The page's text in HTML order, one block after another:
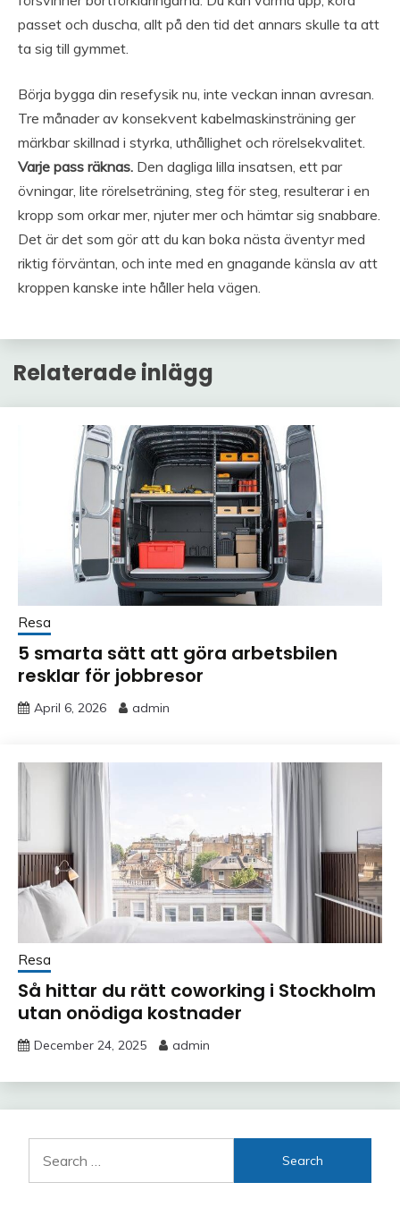
passet och duscha, allt på den tid det annars skulle ta att
ta sig till gymmet.
Börja bygga din resefysik nu, inte veckan innan avresan.
Tre månader av konsekvent kabelmaskinsträning ger
märkbar skillnad i styrka, uthållighet och rörelsekvalitet.
Varje pass räknas. Den dagliga lilla insatsen, ett par
övningar, lite rörelseträning, steg för steg, resulterar i en
kropp som orkar mer, njuter mer och hämtar sig snabbare.
Det är det som gör att du kan boka nästa äventyr med
riktig förväntan, och inte med en gnagande känsla av att
kroppen kanske inte håller hela vägen.
Relaterade inlägg
Resa
5 smarta sätt att göra arbetsbilen
resklar för jobbresor
April 6, 2026 admin
Resa
Så hittar du rätt coworking i Stockholm
utan onödiga kostnader
December 24, 2025 admin
for: